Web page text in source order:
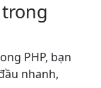
PHP, bạn
nhanh,